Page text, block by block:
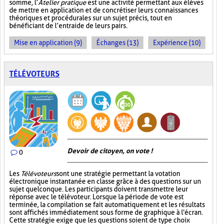
somme, l’Atelier pratiqueest une activité permettant aux élèves
de mettre en application et de concrétiser leurs connaissances
théoriques et procédurales sur un sujet précis, tout en
bénéficiant de l’entraide de leurs pairs.
Mise en application (9) Échanges (13) Expérience (10)
TÉLÉVOTEURS
0 Devoir de citoyen, on vote !
Les Télévoteurssont une stratégie permettant la votation
électronique instantanée en classe grâce à des questions sur un
sujet quelconque. Les participants doivent transmettre leur
réponse avec le télévoteur. Lorsque la période de vote est
terminée, la compilation se fait automatiquement et les résultats
sont affichés immédiatement sous forme de graphique à l'écran.
Cette stratégie exige que les questions soient de type choix